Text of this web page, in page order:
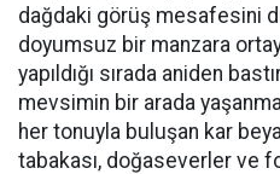
dağdaki görüş mesafesini
doyumsuz bir manzara
yapıldığı sırada aniden
mevsimin bir arada
her tonuyla buluşan kar
tabakası, doğaseverler ve